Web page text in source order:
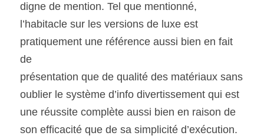
digne de mention. Tel que mentionné,
l’habitacle sur les versions de luxe est
pratiquement une référence aussi bien en fait
de
présentation que de qualité des matériaux sans
oublier le système d’info divertissement qui est
une réussite complète aussi bien en raison de
son efficacité que de sa simplicité d’exécution.